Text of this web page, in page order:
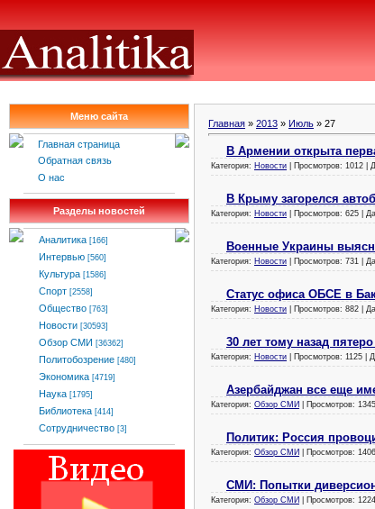
Меню сайта
Главная страница
Обратная связь
О нас
Разделы новостей
Аналитика [166]
Интервью [560]
Культура [1586]
Спорт [2558]
Общество [763]
Новости [30593]
Обзор СМИ [36362]
Политобозрение [480]
Экономика [4719]
Наука [1795]
Библиотека [414]
Сотрудничество [3]
Главная » 2013 » Июль » 27
В Армении открыта
Категория: Новости | Просмотров: 1012 |
В Крыму загорелся
Категория: Новости | Просмотров: 625 |
Военные Украины
Категория: Новости | Просмотров: 731 |
Статус офиса ОБСЕ в
Категория: Новости | Просмотров: 882 |
30 лет тому назад
Категория: Новости | Просмотров: 1125 |
Азербайджан все еще
Категория: Обзор СМИ | Просмотров:
Политик: Россия
Категория: Обзор СМИ | Просмотров:
СМИ: Попытки
Категория: Обзор СМИ | Просмотров: